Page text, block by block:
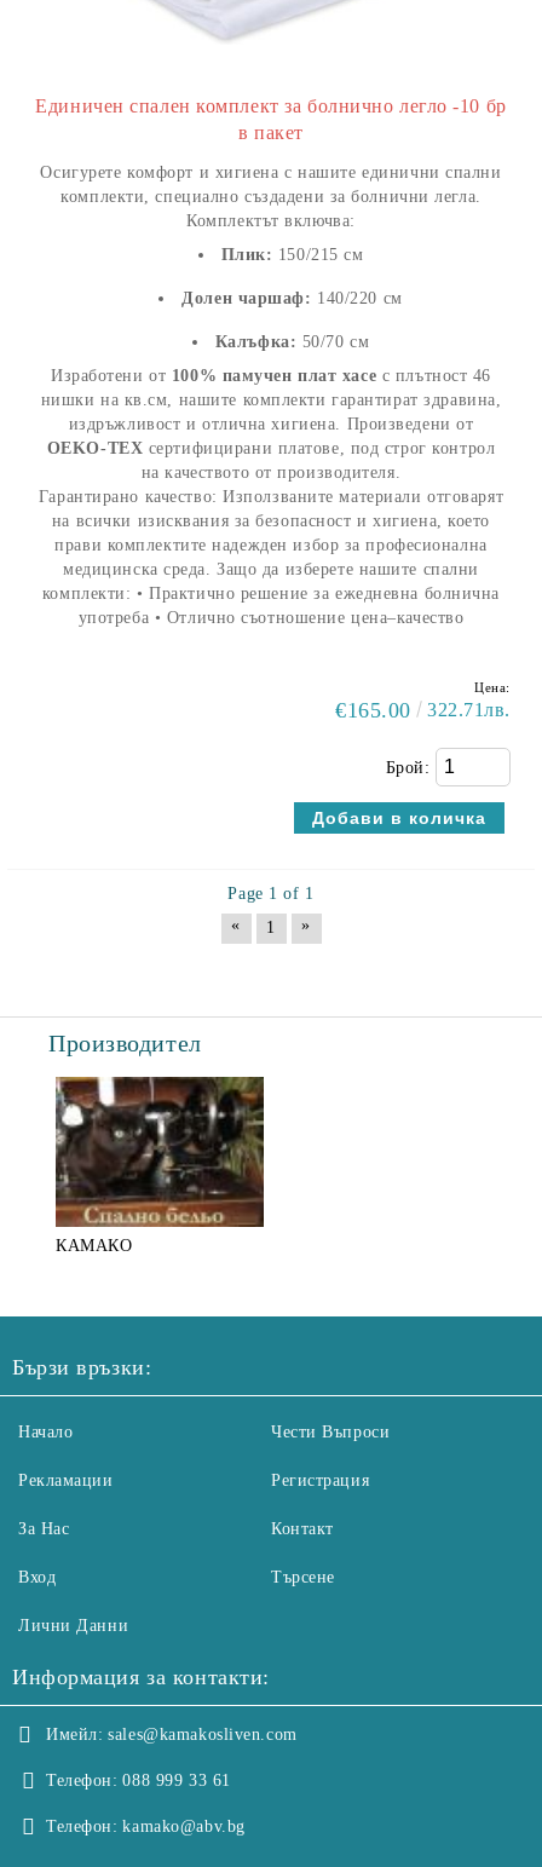
Единичен спален комплект за болнично легло -10 бр
в пакет
Осигурете комфорт и хигиена с нашите единични спални
комплекти, специално създадени за болнични легла.
Комплектът включва:
Плик: 150/215 см
Долен чаршаф: 140/220 см
Калъфка: 50/70 см
Изработени от 100% памучен плат хасе с плътност 46
нишки на кв.см, нашите комплекти гарантират здравина,
издръжливост и отлична хигиена. Произведени от
OEKO-TEX сертифицирани платове, под строг контрол
на качеството от производителя.
Гарантирано качество: Използваните материали отговарят
на всички изисквания за безопасност и хигиена, което
прави комплектите надежден избор за професионална
медицинска среда. Защо да изберете нашите спални
комплекти: • Практично решение за ежедневна болнична
употреба • Отлично съотношение цена–качество
Цена:
€165.00 322.71лв.
Брой:
Page 1 of 1
«
1 »
Производител
КАМАКО
Бързи връзки:
Начало
Рекламации
За Нас
Вход
Чести Въпроси
Регистрация
Контакт
Търсене
Лични Данни
Информация за контакти:
Имейл: sales@kamakosliven.com
Телефон: 088 999 33 61
Телефон: kamako@abv.bg